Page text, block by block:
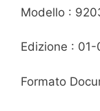
Modello :
Edizione : 01-
Formato